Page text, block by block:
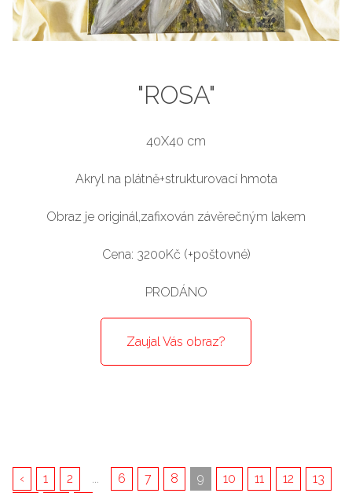
"ROSA"
40X40 cm
Akryl na plátně+strukturovací hmota
Obraz je originál,zafixován závěrečným lakem
Cena: 3200Kč (+poštovné)
PRODÁNO
Zaujal Vás obraz?
‹ 1 2 ... 6 7 8 9 10 11 12
13